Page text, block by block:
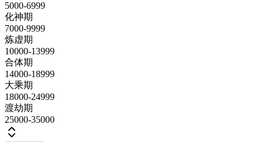
5000-6999
化神期
7000-9999
炼虚期
10000-13999
合体期
14000-18999
大乘期
18000-24999
渡劫期
25000-35000